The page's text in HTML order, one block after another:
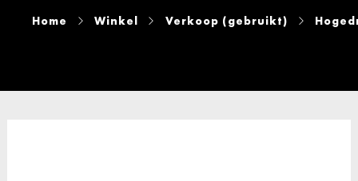
Home Winkel Verkoop (gebruikt)